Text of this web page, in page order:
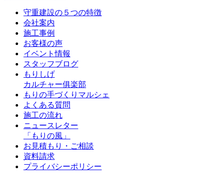
守重建設の５つの特徴
会社案内
施工事例
お客様の声
イベント情報
スタッフブログ
もりしげ
カルチャー俱楽部
もりの手づくりマルシェ
よくある質問
施工の流れ
ニュースレター
「もりの風」
お見積もり・ご相談
資料請求
プライバシーポリシー